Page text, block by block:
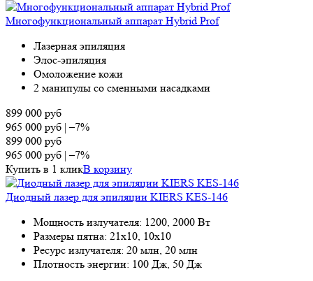
Многофункциональный аппарат Hybrid Prof
Лазерная эпиляция
Элос-эпиляция
Омоложение кожи
2 манипулы со сменными насадками
899 000 руб
965 000 руб |–7%
899 000 руб
965 000 руб |–7%
Купить в 1 кликВ корзину
Диодный лазер для эпиляции KIERS KES-146
Мощность излучателя: 1200, 2000 Вт
Размеры пятна: 21х10, 10х10
Ресурс излучателя: 20 млн, 20 млн
Плотность энергии: 100 Дж, 50 Дж